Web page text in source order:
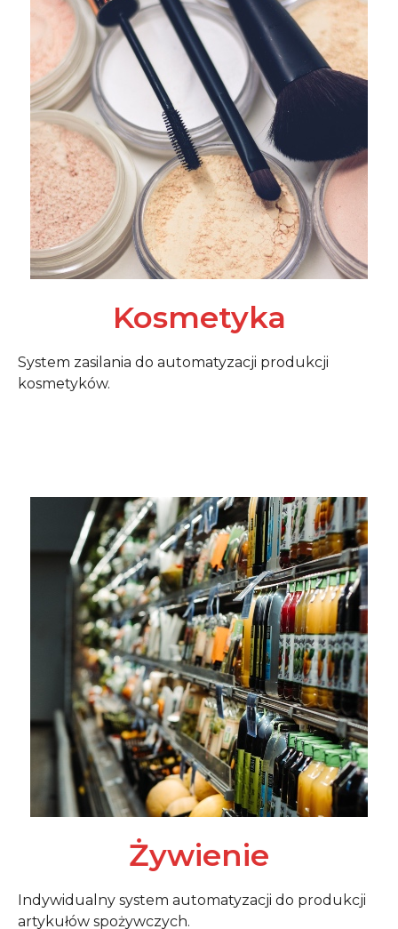
Kosmetyka
System zasilania do automatyzacji produkcji
kosmetyków.
Żywienie
Indywidualny system automatyzacji do produkcji
artykułów spożywczych.